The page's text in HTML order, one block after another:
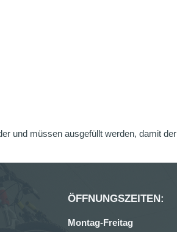
und müssen ausgefüllt werden, damit
ÖFFNUNGSZEITEN:
Montag-Freitag